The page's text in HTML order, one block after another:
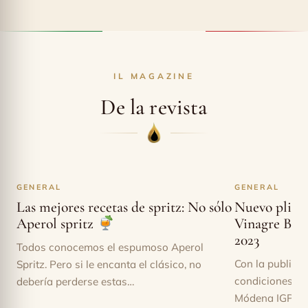
IL MAGAZINE
De la revista
GENERAL
Las mejores recetas de spritz: No sólo
Aperol spritz
Todos conocemos el espumoso Aperol
Spritz. Pero si le encanta el clásico, no
debería perderse estas…
GENERAL
Nuevo
Vinagre
2023
Con la
condiciones
Módena IGP